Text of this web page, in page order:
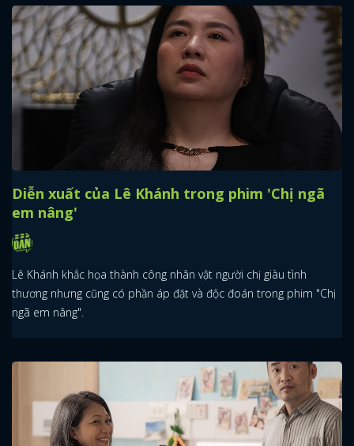
Diễn xuất của Lê Khánh trong phim 'Chị ngã
em nâng'
Lê Khánh khắc họa thành công nhân vật người chị giàu tình
thương nhưng cũng có phần áp đặt và độc đoán trong phim "Chị
ngã em nâng".